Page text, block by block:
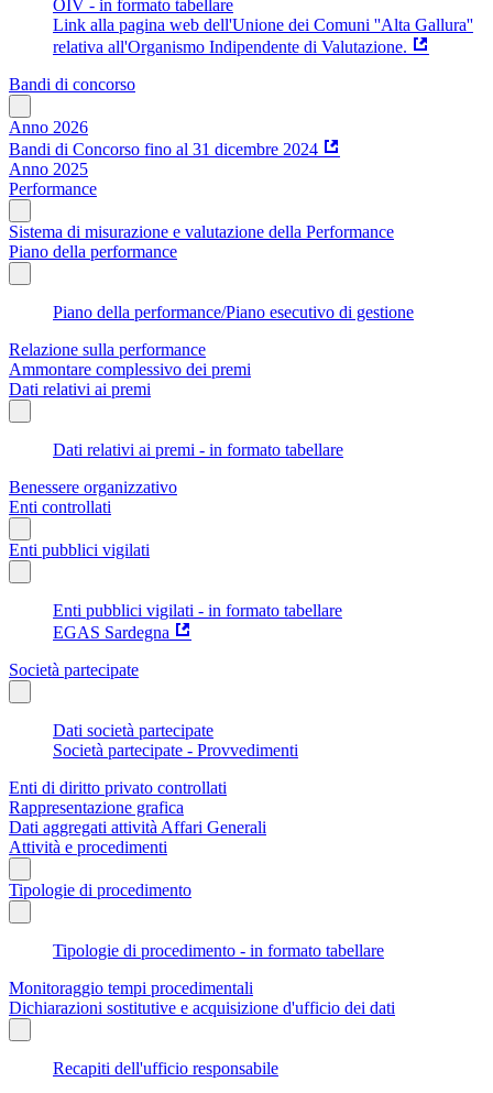
OIV - in formato tabellare
Link alla pagina web dell'Unione dei Comuni ''Alta Gallura''
relativa all'Organismo Indipendente di Valutazione.
Bandi di concorso
Anno 2026
Bandi di Concorso fino al 31 dicembre 2024
Anno 2025
Performance
Sistema di misurazione e valutazione della Performance
Piano della performance
Piano della performance/Piano esecutivo di gestione
Relazione sulla performance
Ammontare complessivo dei premi
Dati relativi ai premi
Dati relativi ai premi - in formato tabellare
Benessere organizzativo
Enti controllati
Enti pubblici vigilati
Enti pubblici vigilati - in formato tabellare
EGAS Sardegna
Società partecipate
Dati società partecipate
Società partecipate - Provvedimenti
Enti di diritto privato controllati
Rappresentazione grafica
Dati aggregati attività Affari Generali
Attività e procedimenti
Tipologie di procedimento
Tipologie di procedimento - in formato tabellare
Monitoraggio tempi procedimentali
Dichiarazioni sostitutive e acquisizione d'ufficio dei dati
Recapiti dell'ufficio responsabile